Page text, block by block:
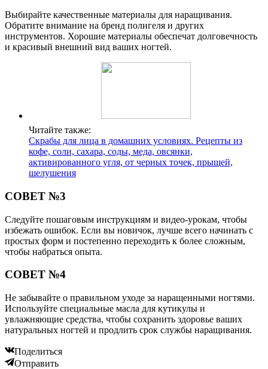
Выбирайте качественные материалы для наращивания.
Обратите внимание на бренд полигеля и других
инструментов. Хорошие материалы обеспечат долговечность
и красивый внешний вид ваших ногтей.
Читайте также:
Скрабы для лица в домашних условиях. Рецепты из
кофе, соли, сахара, соды, меда, овсянки,
активированного угля, от черных точек, прыщей,
шелушения
СОВЕТ №3
Следуйте пошаговым инструкциям и видео-урокам, чтобы
избежать ошибок. Если вы новичок, лучше всего начинать с
простых форм и постепенно переходить к более сложным,
чтобы набраться опыта.
СОВЕТ №4
Не забывайте о правильном уходе за наращенными ногтями.
Используйте специальные масла для кутикулы и
увлажняющие средства, чтобы сохранить здоровье ваших
натуральных ногтей и продлить срок службы наращивания.
Поделиться
Отправить